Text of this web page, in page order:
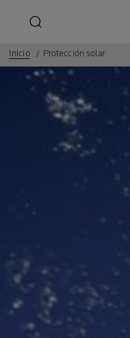
Inicio Protección solar